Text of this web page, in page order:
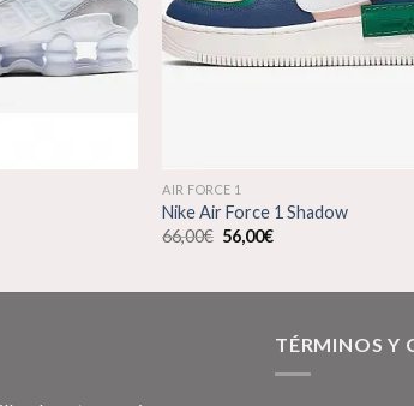
AIR FORCE 1
Nike Air Force 1 Shadow
66,00€ El
precio
56,00€El
TÉRMINOS Y